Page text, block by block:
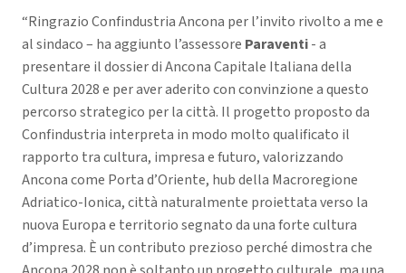
“Ringrazio Confindustria Ancona per l’invito rivolto a me e
al sindaco – ha aggiunto l’assessore Paraventi- a
presentare il dossier di Ancona Capitale Italiana della
Cultura 2028 e per aver aderito con convinzione a questo
percorso strategico per la città. Il progetto proposto da
Confindustria interpreta in modo molto qualificato il
rapporto tra cultura, impresa e futuro, valorizzando
Ancona come Porta d’Oriente, hub della Macroregione
Adriatico-Ionica, città naturalmente proiettata verso la
nuova Europa e territorio segnato da una forte cultura
d’impresa. È un contributo prezioso perché dimostra che